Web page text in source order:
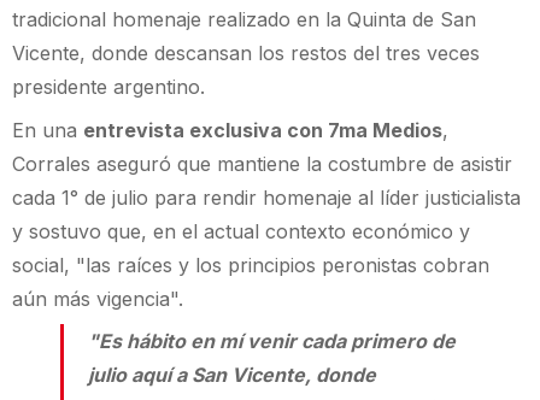
tradicional homenaje realizado en la Quinta de San
Vicente, donde descansan los restos del tres veces
presidente argentino.
En una entrevista exclusiva con 7ma Medios,
Corrales aseguró que mantiene la costumbre de asistir
cada 1° de julio para rendir homenaje al líder justicialista
y sostuvo que, en el actual contexto económico y
social, "las raíces y los principios peronistas cobran
aún más vigencia".
"Es hábito en mí venir cada primero de
julio aquí a San Vicente, donde